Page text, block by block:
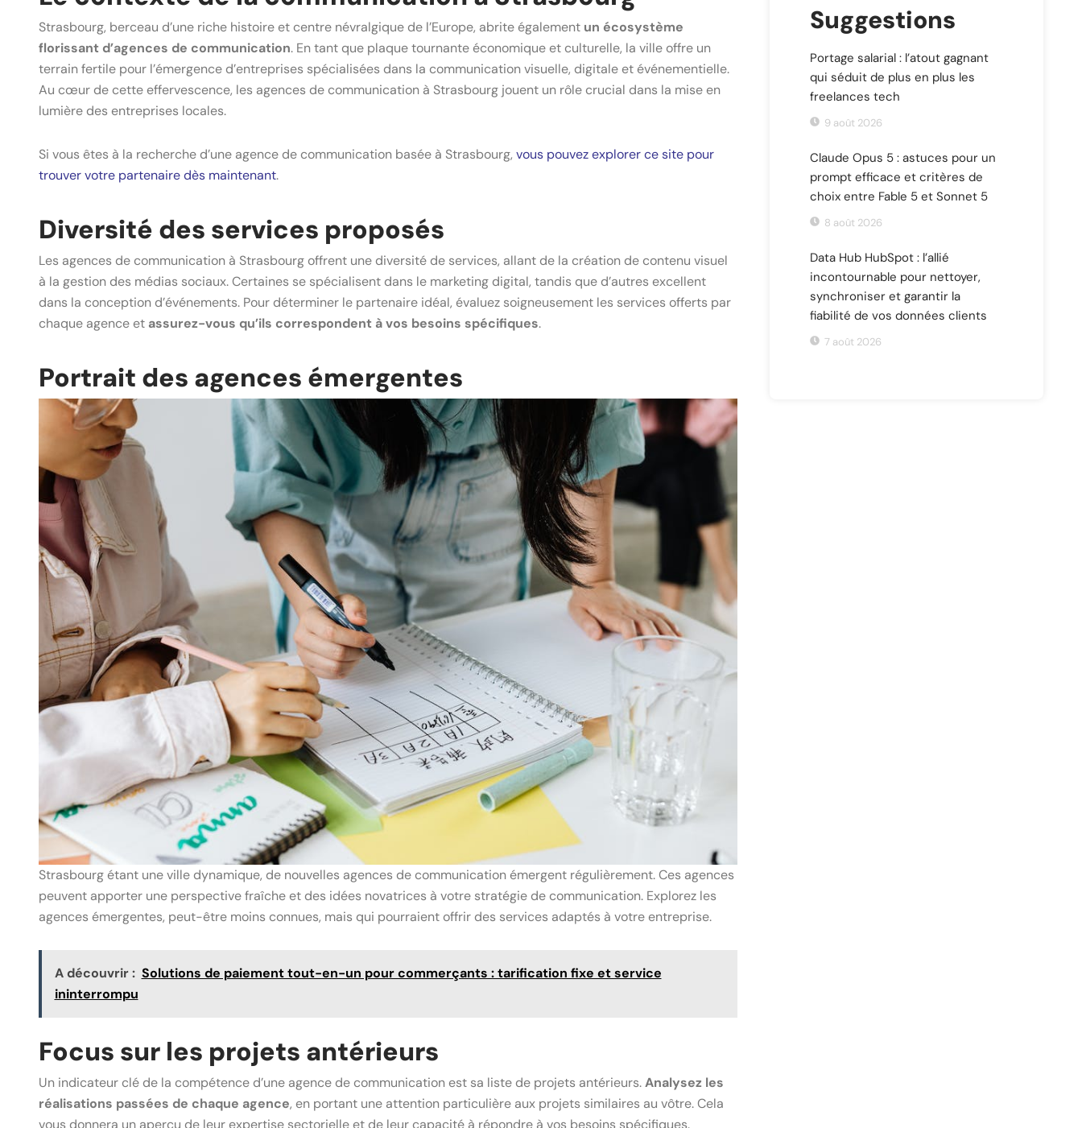
Strasbourg, berceau d’une riche histoire et centre névralgique de l’Europe, abrite également un écosystème
florissant d’agences de communication. En tant que plaque tournante économique et culturelle, la ville offre un
terrain fertile pour l’émergence d’entreprises spécialisées dans la communication visuelle, digitale et événementielle.
Au cœur de cette effervescence, les agences de communication à Strasbourg jouent un rôle crucial dans la mise en
lumière des entreprises locales.
Si vous êtes à la recherche d’une agence de communication basée à Strasbourg, vous pouvez explorer ce site pour
trouver votre partenaire dès maintenant.
Diversité des services proposés
Les agences de communication à Strasbourg offrent une diversité de services, allant de la création de contenu visuel
à la gestion des médias sociaux. Certaines se spécialisent dans le marketing digital, tandis que d’autres excellent
dans la conception d’événements. Pour déterminer le partenaire idéal, évaluez soigneusement les services offerts par
chaque agence et assurez-vous qu’ils correspondent à vos besoins spécifiques.
Portrait des agences émergentes
Strasbourg étant une ville dynamique, de nouvelles agences de communication émergent régulièrement. Ces agences
peuvent apporter une perspective fraîche et des idées novatrices à votre stratégie de communication. Explorez les
agences émergentes, peut-être moins connues, mais qui pourraient offrir des services adaptés à votre entreprise.
A découvrir : Solutions de paiement tout-en-un pour commerçants : tarification fixe et service
ininterrompu
Focus sur les projets antérieurs
Un indicateur clé de la compétence d’une agence de communication est sa liste de projets antérieurs.Analysez les
réalisations passées de chaque agence, en portant une attention particulière aux projets similaires au vôtre. Cela
vous donnera un aperçu de leur expertise sectorielle et de leur capacité à répondre à vos besoins spécifiques.
Suggestions
Portage salarial : l’atout gagnant
qui séduit de plus en plus les
freelances tech
9 août 2026
Claude Opus 5 : astuces pour un
prompt efficace et critères de
choix entre Fable 5 et Sonnet 5
8 août 2026
Data Hub HubSpot : l’allié
incontournable pour nettoyer,
synchroniser et garantir la
fiabilité de vos données clients
7 août 2026